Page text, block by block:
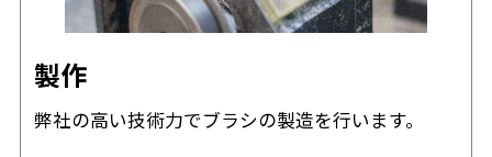
製作
弊社の高い技術力でブラシの製造を行います。